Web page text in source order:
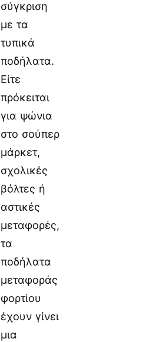
σύγκριση
με τα
τυπικά
ποδήλατα.
Είτε
πρόκειται
για ψώνια
στο σούπερ
μάρκετ,
σχολικές
βόλτες ή
αστικές
μεταφορές,
τα
ποδήλατα
μεταφοράς
φορτίου
έχουν γίνει
μια